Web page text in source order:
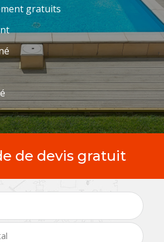
gratuits
de devis gratuit